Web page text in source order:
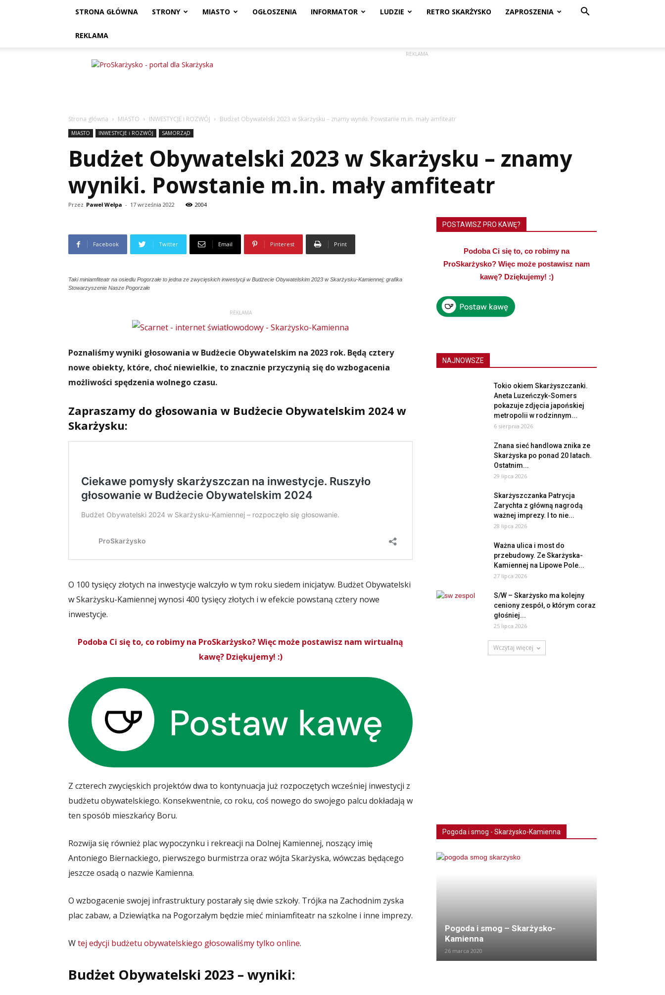
STRONA GŁÓWNA STRONY MIASTO OGŁOSZENIA INFORMATOR LUDZIE RETRO SKARŻYSKO ZAPROSZENIA
REKLAMA
ProSkarżysko
REKLAMA
Strona główna MIASTO INWESTYCJE i ROZWÓJ Budżet Obywatelski 2023 w Skarżysku – znamy wyniki. Powstanie m.in. mały amfiteatr
MIASTO INWESTYCJE i ROZWÓJ SAMORZĄD
Budżet Obywatelski 2023 w Skarżysku – znamy
wyniki. Powstanie m.in. mały amfiteatr
Przez Paweł Wełpa - 17 września 2022 2004
Facebook Twitter Email Pinterest Print
Taki miniamfiteatr na osiedlu Pogorzałe to jedna ze zwycięskich inwestycji w Budżecie Obywatelskim 2023 w Skarżysku-Kamiennej; grafika
Stowarzyszenie Nasze Pogorzałe
REKLAMA
Poznaliśmy wyniki głosowania w Budżecie Obywatelskim na 2023 rok. Będą cztery
nowe obiekty, które, choć niewielkie, to znacznie przyczynią się do wzbogacenia
możliwości spędzenia wolnego czasu.
Zapraszamy do głosowania w Budżecie Obywatelskim 2024 w
Skarżysku:
O 100 tysięcy złotych na inwestycje walczyło w tym roku siedem inicjatyw. Budżet Obywatelski
w Skarżysku-Kamiennej wynosi 400 tysięcy złotych i w efekcie powstaną cztery nowe
inwestycje.
Podoba Ci się to, co robimy na ProSkarżysko? Więc może postawisz nam wirtualną
kawę? Dziękujemy! :)
Z czterech zwycięskich projektów dwa to kontynuacja już rozpoczętych wcześniej inwestycji z
budżetu obywatelskiego. Konsekwentnie, co roku, coś nowego do swojego palcu dokładają w
ten sposób mieszkańcy Boru.
Rozwija się również plac wypoczynku i rekreacji na Dolnej Kamiennej, noszący imię
Antoniego Biernackiego, pierwszego burmistrza oraz wójta Skarżyska, wówczas będącego
jeszcze osadą o nazwie Kamienna.
O wzbogacenie swojej infrastruktury postarały się dwie szkoły. Trójka na Zachodnim zyska
plac zabaw, a Dziewiątka na Pogorzałym będzie mieć miniamfiteatr na szkolne i inne imprezy.
Wtej edycji budżetu obywatelskiego głosowaliśmy tylko online.
Budżet Obywatelski 2023 – wyniki:
POSTAWISZ PRO KAWĘ?
Podoba Ci się to, co robimy na
ProSkarżysko? Więc może postawisz nam
kawę? Dziękujemy! :)
NAJNOWSZE
Tokio okiem Skarżyszczanki.
Aneta Luzeńczyk-Somers
pokazuje zdjęcia japońskiej
metropolii w rodzinnym...
6 sierpnia 2026
Znana sieć handlowa znika ze
Skarżyska po ponad 20 latach.
Ostatnim...
29 lipca 2026
Skarżyszczanka Patrycja
Zarychta z główną nagrodą
ważnej imprezy. I to nie...
28 lipca 2026
Ważna ulica i most do
przebudowy. Ze Skarżyska-
Kamiennej na Lipowe Pole...
27 lipca 2026
S/W – Skarżysko ma kolejny
ceniony zespół, o którym coraz
głośniej...
25 lipca 2026
Wczytaj więcej
Pogoda i smog - Skarżysko-Kamienna
Pogoda i smog – Skarżysko-
Kamienna
26 marca 2020